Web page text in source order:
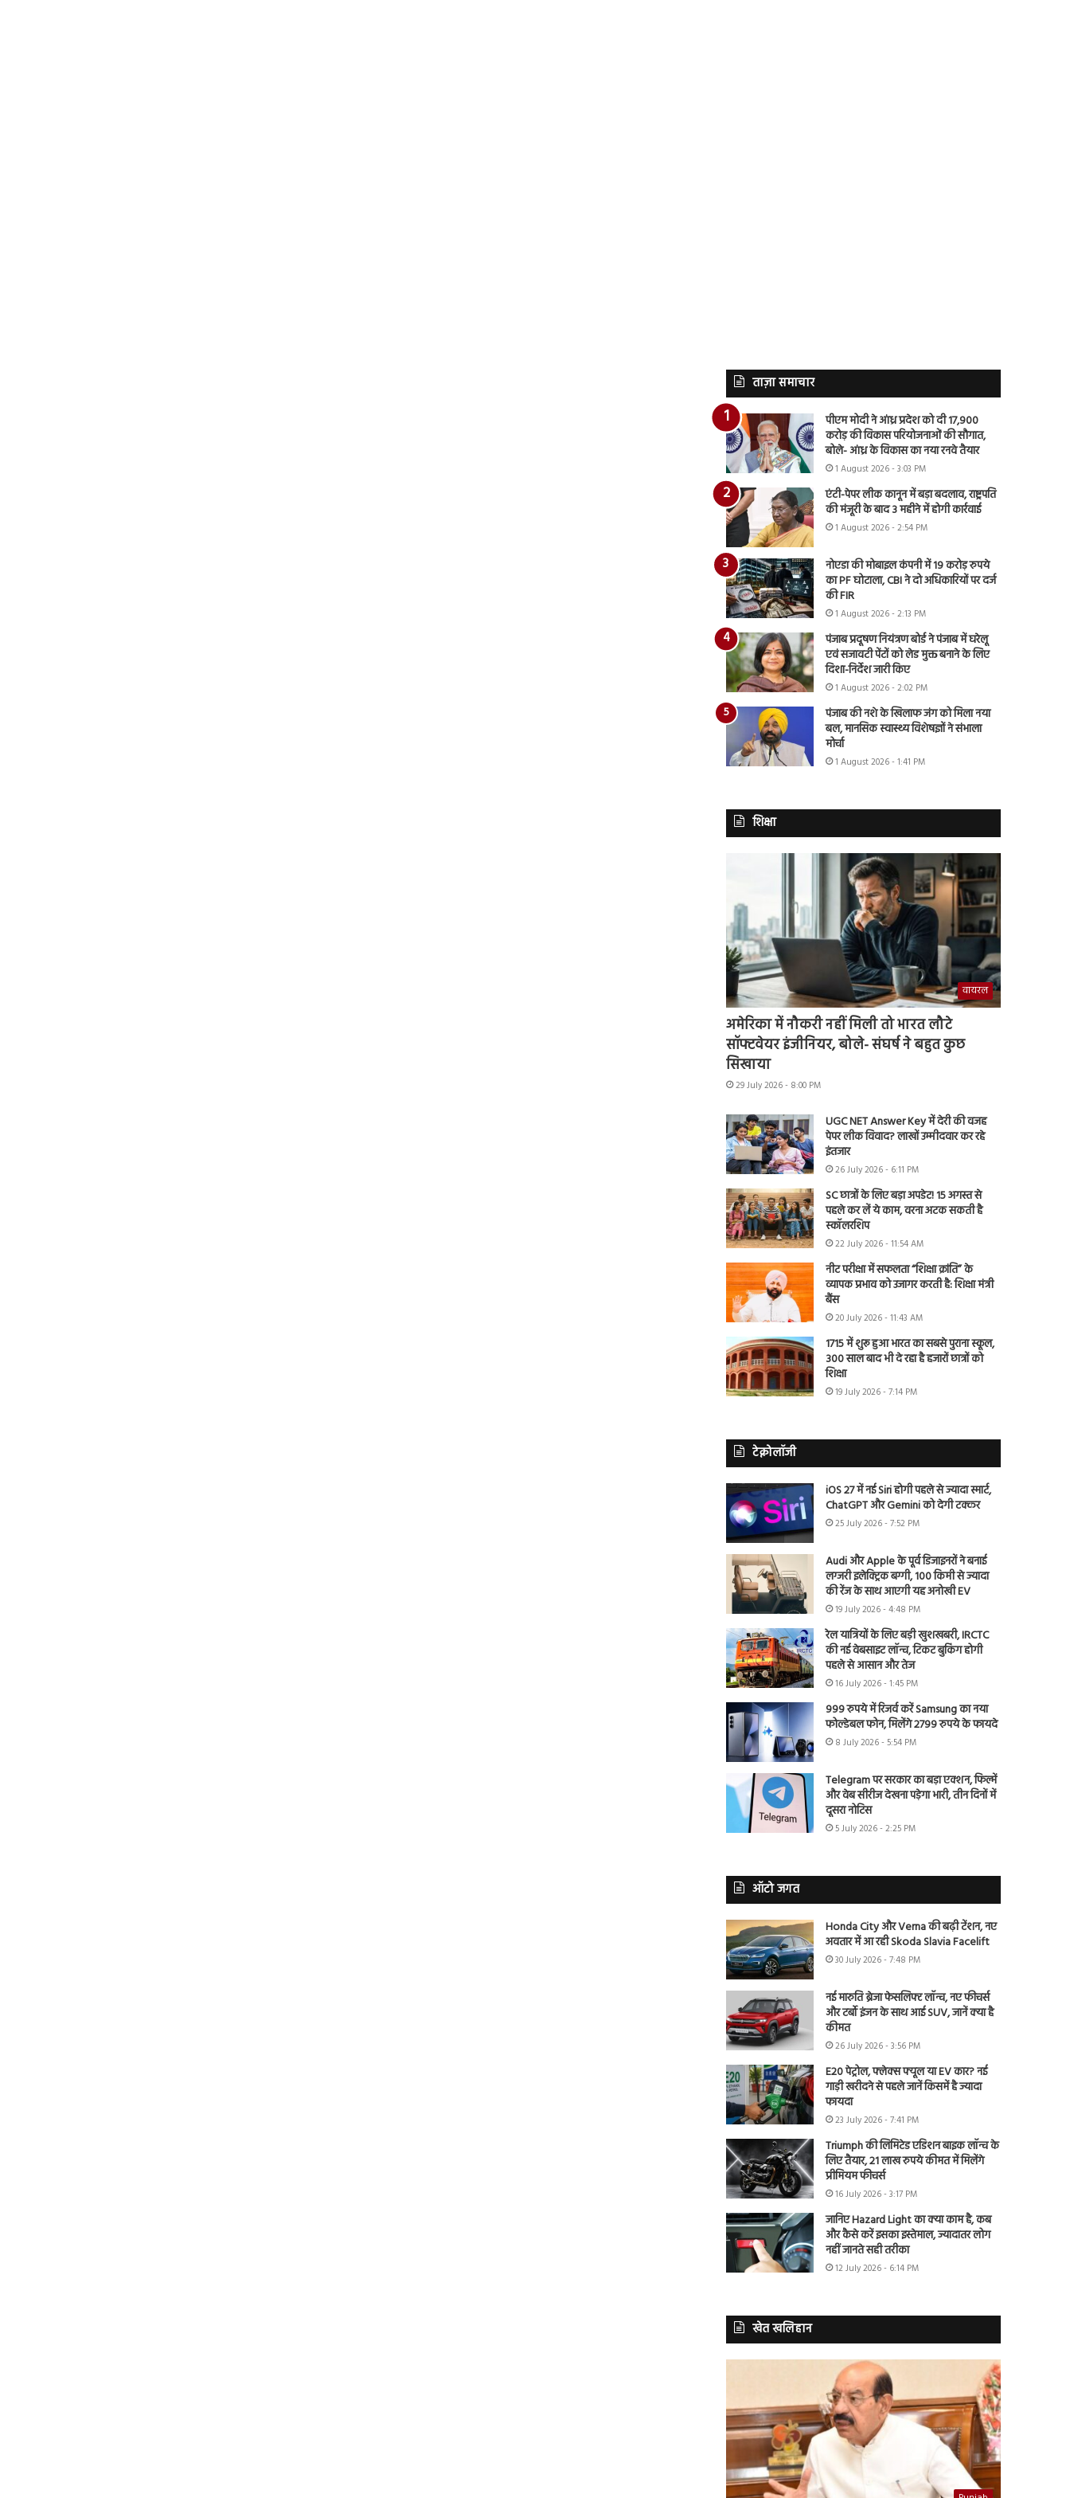
ताज़ा समाचार
पीएम मोदी ने आंध्र प्रदेश को दी 17,900
करोड़ की विकास परियोजनाओं की सौगात,
बोले- आंध्र के विकास का नया रनवे तैयार
1 August 2026 - 3:03 PM
एंटी-पेपर लीक कानून में बड़ा बदलाव, राष्ट्रपति
की मंजूरी के बाद 3 महीने में होगी कार्रवाई
1 August 2026 - 2:54 PM
नोएडा की मोबाइल कंपनी में 19 करोड़ रुपये
का PF घोटाला, CBI ने दो अधिकारियों पर दर्ज
की FIR
1 August 2026 - 2:13 PM
पंजाब प्रदूषण नियंत्रण बोर्ड ने पंजाब में घरेलू
एवं सजावटी पेंटों को लेड मुक्त बनाने के लिए
दिशा-निर्देश जारी किए
1 August 2026 - 2:02 PM
पंजाब की नशे के खिलाफ जंग को मिला नया
बल, मानसिक स्वास्थ्य विशेषज्ञों ने संभाला
मोर्चा
1 August 2026 - 1:41 PM
शिक्षा
वायरल
अमेरिका में नौकरी नहीं मिली तो भारत लौटे
सॉफ्टवेयर इंजीनियर, बोले- संघर्ष ने बहुत कुछ
सिखाया
29 July 2026 - 8:00 PM
UGC NET Answer Key में देरी की वजह
पेपर लीक विवाद? लाखों उम्मीदवार कर रहे
इंतजार
26 July 2026 - 6:11 PM
SC छात्रों के लिए बड़ा अपडेट! 15 अगस्त से
पहले कर लें ये काम, वरना अटक सकती है
स्कॉलरशिप
22 July 2026 - 11:54 AM
नीट परीक्षा में सफलता “शिक्षा क्रांति” के
व्यापक प्रभाव को उजागर करती है: शिक्षा मंत्री
बैंस
20 July 2026 - 11:43 AM
1715 में शुरू हुआ भारत का सबसे पुराना स्कूल,
300 साल बाद भी दे रहा है हजारों छात्रों को
शिक्षा
19 July 2026 - 7:14 PM
टेक्नोलॉजी
iOS 27 में नई Siri होगी पहले से ज्यादा स्मार्ट,
ChatGPT और Gemini को देगी टक्कर
25 July 2026 - 7:52 PM
Audi और Apple के पूर्व डिजाइनरों ने बनाई
लग्जरी इलेक्ट्रिक बग्गी, 100 किमी से ज्यादा
की रेंज के साथ आएगी यह अनोखी EV
19 July 2026 - 4:48 PM
रेल यात्रियों के लिए बड़ी खुशखबरी, IRCTC
की नई वेबसाइट लॉन्च, टिकट बुकिंग होगी
पहले से आसान और तेज
16 July 2026 - 1:45 PM
999 रुपये में रिजर्व करें Samsung का नया
फोल्डेबल फोन, मिलेंगे 2799 रुपये के फायदे
8 July 2026 - 5:54 PM
Telegram पर सरकार का बड़ा एक्शन, फिल्में
और वेब सीरीज देखना पड़ेगा भारी, तीन दिनों में
दूसरा नोटिस
5 July 2026 - 2:25 PM
ऑटो जगत
Honda City और Verna की बढ़ी टेंशन, नए
अवतार में आ रही Skoda Slavia Facelift
30 July 2026 - 7:48 PM
नई मारुति ब्रेजा फेसलिफ्ट लॉन्च, नए फीचर्स
और टर्बो इंजन के साथ आई SUV, जानें क्या है
कीमत
26 July 2026 - 3:56 PM
E20 पेट्रोल, फ्लेक्स फ्यूल या EV कार? नई
गाड़ी खरीदने से पहले जानें किसमें है ज्यादा
फायदा
23 July 2026 - 7:41 PM
Triumph की लिमिटेड एडिशन बाइक लॉन्च के
लिए तैयार, 21 लाख रुपये कीमत में मिलेंगे
प्रीमियम फीचर्स
16 July 2026 - 3:17 PM
जानिए Hazard Light का क्या काम है, कब
और कैसे करें इसका इस्तेमाल, ज्यादातर लोग
नहीं जानते सही तरीका
12 July 2026 - 6:14 PM
खेत खलिहान